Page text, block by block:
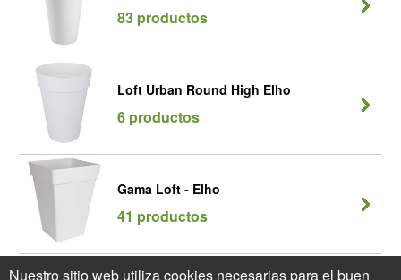
83 productos
Loft Urban Round High Elho
6 productos
Gama Loft - Elho
41 productos
Nuestro sitio web utiliza cookies necesarias para el buen